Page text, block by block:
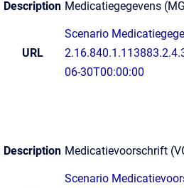
Description Medicatiegegevens
URL
Scenario
06-30T00:00:00
Description Medicatievoorschrift
Scenario